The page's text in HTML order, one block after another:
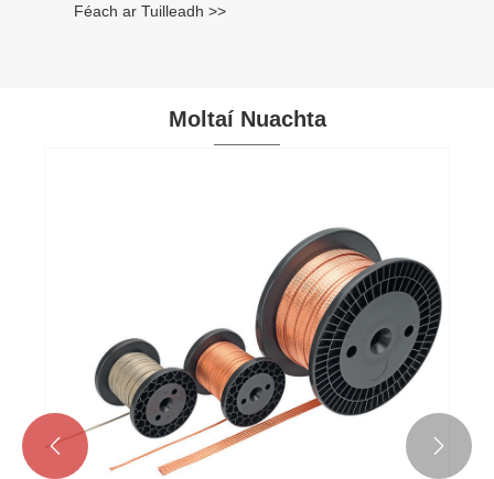
Féach ar Tuilleadh >>
Moltaí Nuachta
 